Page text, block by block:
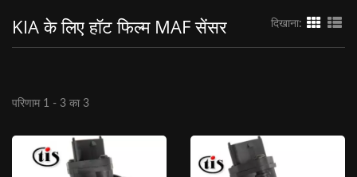
KIA के लिए हॉट फिल्म MAF सेंसर दिखाना:
परिणाम 1 - 3 का 3